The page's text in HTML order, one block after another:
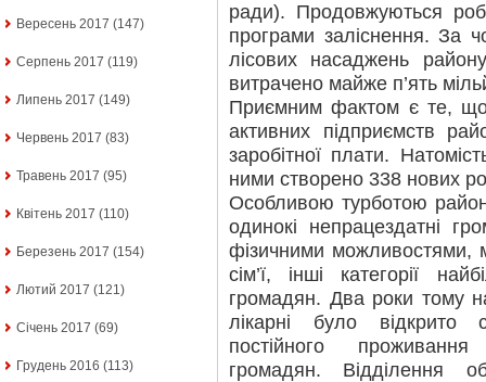
Вересень 2017 (147)
Серпень 2017 (119)
Липень 2017 (149)
Червень 2017 (83)
Травень 2017 (95)
Квітень 2017 (110)
Березень 2017 (154)
Лютий 2017 (121)
Січень 2017 (69)
Грудень 2016 (113)
ради). Продовжуються
програми заліснення. За
лісових насаджень
витрачено майже п’ять
Приємним фактом є те, що
активних підприємств
заробітної плати.
ними створено 338 нових
Особливою турботою
одинокі непрацездатні
фізичними можливостями,
сім’ї, інші категорії
громадян. Два роки тому
лікарні було відкрито
постійного
громадян. Відділення